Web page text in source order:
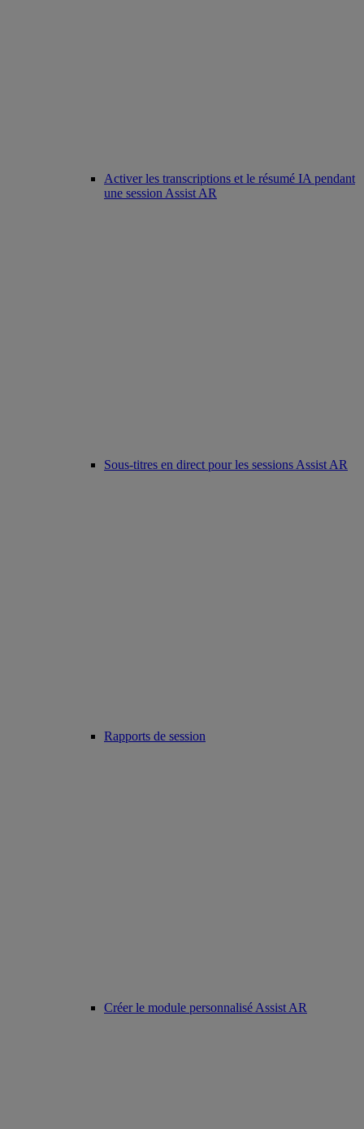
Activer les transcriptions et le résumé IA pendant
une session Assist AR
Sous-titres en direct pour les sessions Assist AR
Rapports de session
Créer le module personnalisé Assist AR